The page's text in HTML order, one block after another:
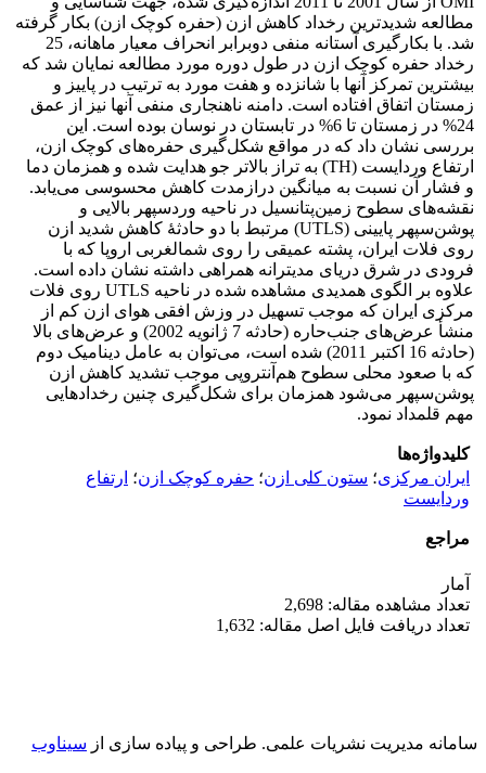
مطالعه شدیدترین رخداد کاهش ازن (حفره کوچک ازن) بکار گرفته
شد. با بکارگیری آستانه منفی دوبرابر انحراف معیار ماهانه، 25
رخداد حفره‌ کوچک ازن ‌در طول دوره مورد مطالعه نمایان شد که
بیشترین تمرکز آنها با شانزده و هفت مورد به ترتیب در پاییز و
زمستان اتفاق افتاده است. دامنه ناهنجاری منفی آنها نیز از عمق
24% در زمستان تا 6% در تابستان در نوسان بوده است. این
بررسی نشان داد که در مواقع شکل‌گیری حفره‌های کوچک ازن،
ارتفاع وردایست (TH) به تراز بالاتر جو هدایت شده و همزمان دما
و فشار آن نسبت به میانگین درازمدت کاهش محسوسی می‌یابد.
نقشه‌های سطوح زمین‌پتانسیل در ناحیه وردسپهر بالایی و
پوشن‌سپهر پایینی (UTLS) مرتبط با دو حادثۀ کاهش شدید ازن
روی فلات ایران، پشته عمیقی را روی شمالغربی اروپا که با
فرودی در شرق دریای مدیترانه همراهی داشته نشان داده است.
علاوه بر الگوی همدیدی مشاهده شده در ناحیه UTLS روی فلات
مرکزی ایران که موجب تسهیل در وزش افقی هوای ازن کم از
منشأ عرض‌های جنب‌حاره‌ (حادثه 7 ژانویه 2002) و عرض‌های بالا
(حادثه 16 اکتبر 2011) شده است، می‌توان به عامل دینامیک دوم
که با صعود محلی سطوح هم‌آنتروپی موجب تشدید کاهش ازن
پوشن‌سپهر می‌شود همزمان برای شکل‌گیری چنین رخدادهایی
مهم قلمداد نمود.
کلیدواژه‌ها
ایران مرکزی؛ ستون کلی ازن؛ حفره کوچک ازن؛ ارتفاع
وردایست
مراجع
آمار
تعداد مشاهده مقاله: 2,698
تعداد دریافت فایل اصل مقاله: 1,632
سامانه مدیریت نشریات علمی. طراحی و پیاده سازی از سیناوب